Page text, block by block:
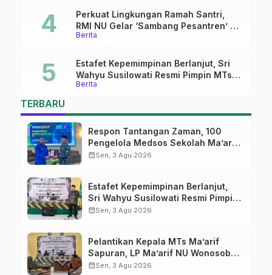
Berita
Perkuat Lingkungan Ramah Santri,
RMI NU Gelar ‘Sambang Pesantren’ di
Pati
Berita
Estafet Kepemimpinan Berlanjut, Sri
Wahyu Susilowati Resmi Pimpin MTs
Ma’arif Sapuran
TERBARU
Respon Tantangan Zaman, 100
Pengelola Medsos Sekolah Ma’arif
Pekalongan Ikuti Pelatihan Literasi
calendar_monthSen, 3 Agu 2026
Estafet Kepemimpinan Berlanjut,
Sri Wahyu Susilowati Resmi Pimpin
MTs Ma’arif Sapuran
calendar_monthSen, 3 Agu 2026
Pelantikan Kepala MTs Ma’arif
Sapuran, LP Ma’arif NU Wonosobo
Tekankan Lima Amanah
calendar_monthSen, 3 Agu 2026